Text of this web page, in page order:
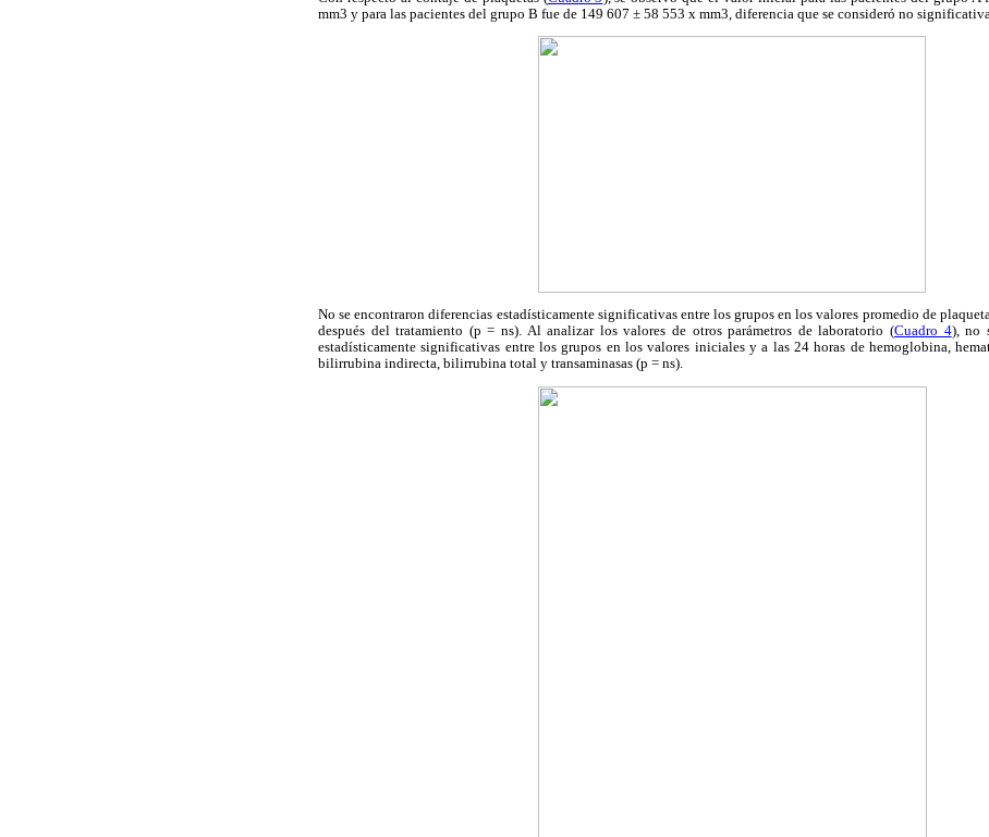
mm3 y para las pacientes del grupo B fue de 149 607 ± 58 553 x mm3, diferencia que se consideró no
No se encontraron diferencias estadísticamente significativas entre los grupos en los valores promedio de
después del tratamiento (p = ns). Al analizar los valores de otros parámetros de laboratorio (Cuadro 4), no
estadísticamente significativas entre los grupos en los valores iniciales y a las 24 horas de hemoglobina,
bilirrubina indirecta, bilirrubina total y transaminasas (p = ns).